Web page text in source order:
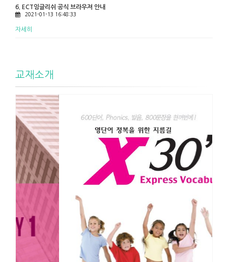
6. ECT잉글리쉬 공식 브라우져 안내
2021-01-13 16:48:33
자세히
교재소개